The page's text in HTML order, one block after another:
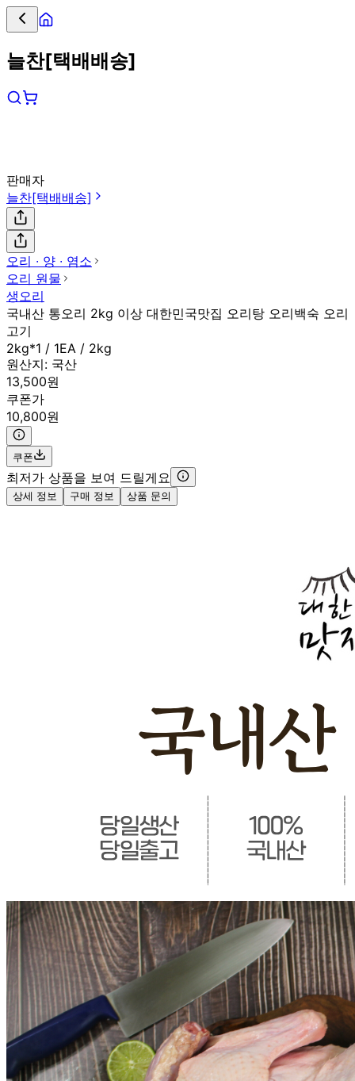
늘찬[택배배송]
판매자
늘찬[택배배송]
오리 ∙ 양 ∙ 염소
오리 원물
생오리
국내산 통오리 2kg 이상 대한민국맛집 오리탕 오리백숙 오리
고기
2kg*1 / 1EA / 2kg
원산지: 국산
13,500원
쿠폰가
10,800원
쿠폰
최저가 상품을 보여 드릴게요
상세 정보 구매 정보 상품 문의